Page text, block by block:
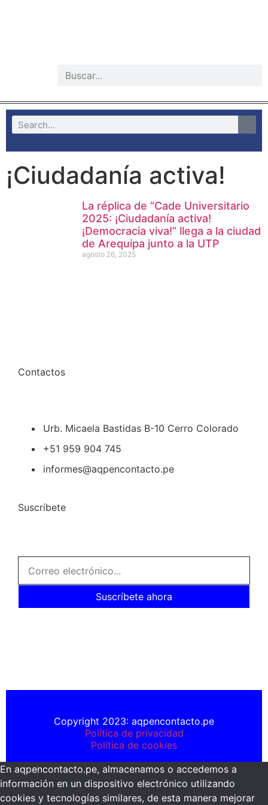
¡Ciudadanía activa!
La réplica de “Cade Universitario
2025: ¡Ciudadanía activa!
¡Democracia viva!” llega a la ciudad
de Arequipa junto a la UTP
agosto 26, 2025
Contactos
Urb. Micaela Bastidas B-10 Cerro Colorado
+51 959 904 745
informes@aqpencontacto.pe
Suscríbete
Suscríbete ahora
Copyright 2023: aqpencontacto.pe
Política de privacidad
Política de cookies
En aqpencontacto.pe, almacenamos o accedemos a
información en un dispositivo electrónico utilizando
cookies y tecnologías similares, de esta manera mejorar